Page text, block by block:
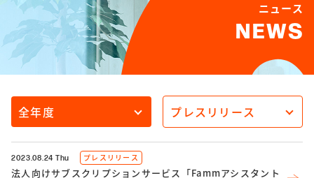
ニュース
NEWS
2023.08.24 Thu プレスリリース
法人向けサブスクリプションサービス「Fammアシスタント